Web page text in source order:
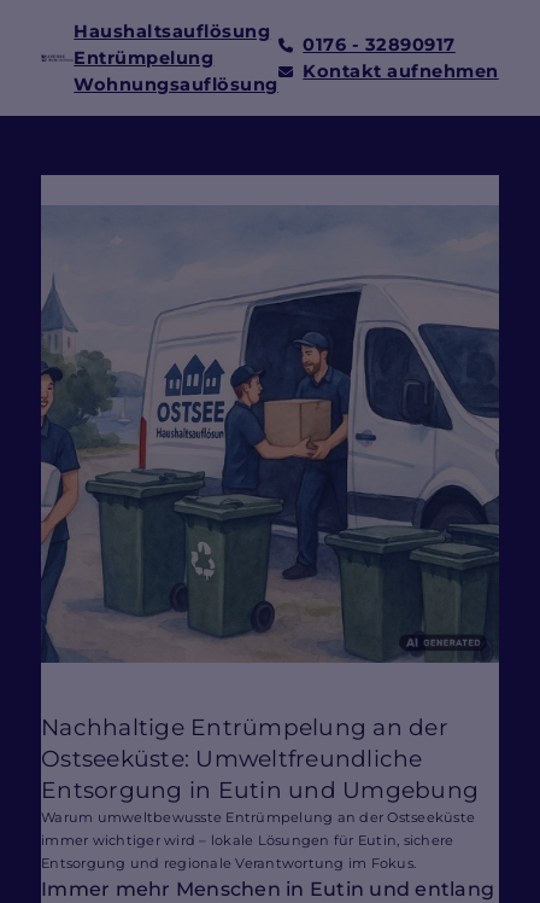
Haushaltsauflösung
Entrümpelung
Wohnungsauflösung
0176 - 32890917
Kontakt aufnehmen
Nachhaltige Entrümpelung an der
Ostseeküste: Umweltfreundliche
Entsorgung in Eutin und Umgebung
Warum umweltbewusste Entrümpelung an der Ostseeküste
immer wichtiger wird – lokale Lösungen für Eutin, sichere
Entsorgung und regionale Verantwortung im Fokus.
Immer mehr Menschen in Eutin und entlang